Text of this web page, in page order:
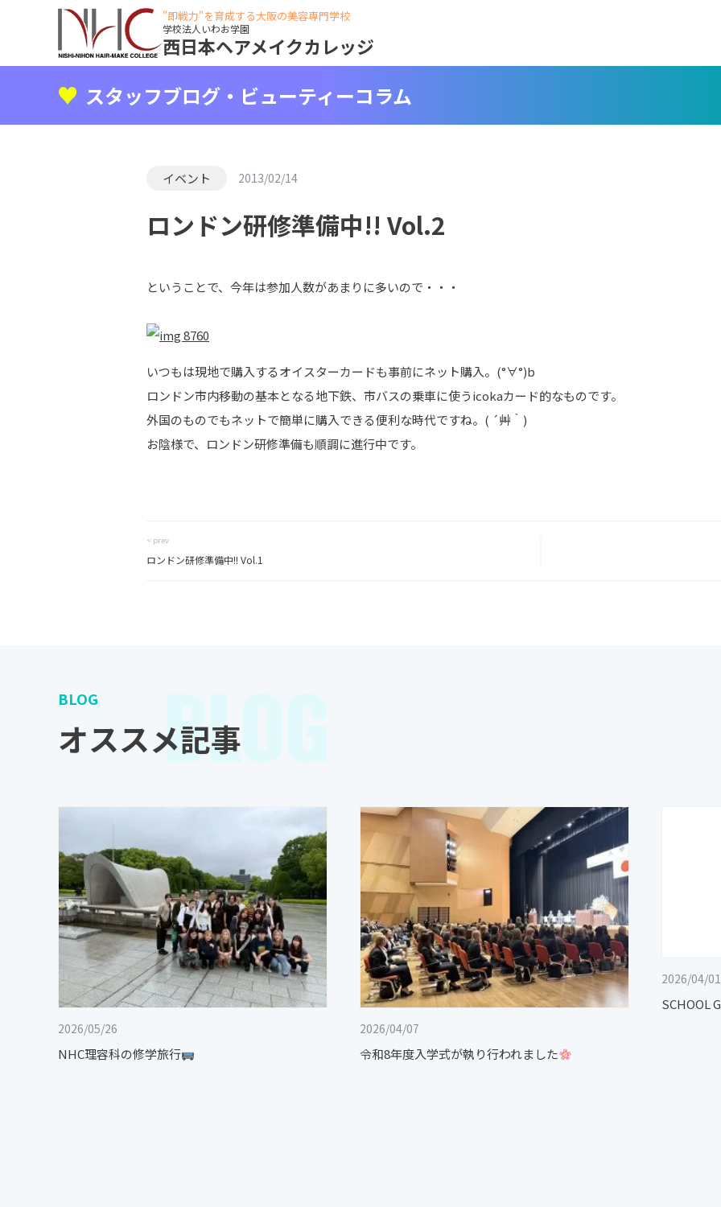
"即戦力"を育成する大阪の美容専門学校
学校法人いわお学園
西日本ヘアメイクカレッジ
スタッフブログ・ビューティーコラム
イベント 2013/02/14
ロンドン研修準備中!! Vol.2
ということで、今年は参加人数があまりに多いので・・・
いつもは現地で購入するオイスターカードも事前にネット購入。(°∀°)b
ロンドン市内移動の基本となる地下鉄、市バスの乗車に使うicokaカード的なものです。
外国のものでもネットで簡単に購入できる便利な時代ですね。( ´艸｀)
お陰様で、ロンドン研修準備も順調に進行中です。
< prev
ロンドン研修準備中!! Vol.1
BLOG
オススメ記事
BLOG
2026/05/26
NHC理容科の修学旅行
2026/04/07
令和8年度入学式が執り行われました
2026/04/01
SCHOOL